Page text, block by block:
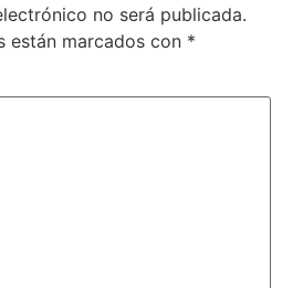
no será publicada.
están marcados con *